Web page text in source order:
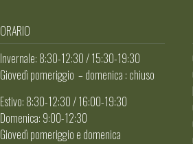
ORARIO
Invernale: 8:30-12:30 / 15:30-19:30
Giovedì pomeriggio – domenica : chiuso
Estivo: 8:30-12:30 / 16:00-19:30
Domenica: 9:00-12:30
Giovedì pomeriggio e domenica